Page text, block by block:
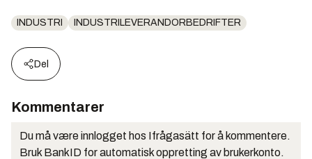
INDUSTRI INDUSTRILEVERANDORBEDRIFTER
Del
Kommentarer
Du må være innlogget hos Ifrågasätt for å kommentere.
Bruk BankID for automatisk oppretting av brukerkonto.